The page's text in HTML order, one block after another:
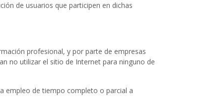
de usuarios que participen en dichas
profesional, y por parte de empresas
no utilizar el sitio de Internet para ninguno de
empleo de tiempo completo o parcial a